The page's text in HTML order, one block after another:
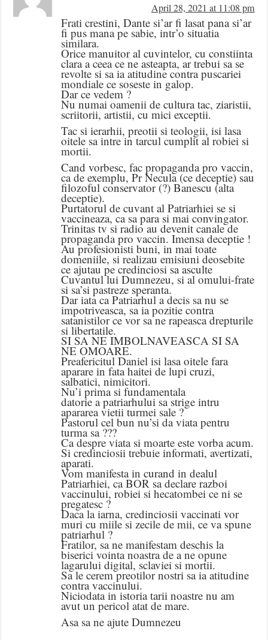
April 28, 2021 at 11:08 pm
Frati crestini, Dante si’ar fi lasat pana si’ar
fi pus mana pe sabie, intr’o situatia
similara.
Orice manuitor al cuvintelor, cu constiinta
clara a ceea ce ne asteapta, ar trebui sa se
revolte si sa ia atitudine contra puscariei
mondiale ce soseste in galop.
Dar ce vedem ?
Nu numai oamenii de cultura tac, ziaristii,
scriitorii, artistii, cu mici exceptii.
Tac si ierarhii, preotii si teologii, isi lasa
oitele sa intre in tarcul cumplit al robiei si
mortii.
Cand vorbesc, fac propaganda pro vaccin,
ca de exemplu, Pr Necula (ce deceptie) sau
filozoful conservator (?) Banescu (alta
deceptie).
Purtatorul de cuvant al Patriarhiei se si
vaccineaza, ca sa para si mai convingator.
Trinitas tv si radio au devenit canale de
propaganda pro vaccin. Imensa deceptie !
Au profesionisti buni, in mai toate
domeniile, si realizau emisiuni deosebite
ce ajutau pe credinciosi sa asculte
Cuvantul lui Dumnezeu, si al omului-frate
si sa’si pastreze speranta.
Dar iata ca Patriarhul a decis sa nu se
impotriveasca, sa ia pozitie contra
satanistilor ce vor sa ne rapeasca drepturile
si libertatile.
SI SA NE IMBOLNAVEASCA SI SA
NE OMOARE.
Preafericitul Daniel isi lasa oitele fara
aparare in fata haitei de lupi cruzi,
salbatici, nimicitori.
Nu’i prima si fundamentala
datorie a patriarhului sa strige intru
apararea vietii turmei sale ?
Pastorul cel bun nu’si da viata pentru
turma sa ???
Ca despre viata si moarte este vorba acum.
Si credinciosii trebuie informati, avertizati,
aparati.
Vom manifesta in curand in dealul
Patriarhiei, ca BOR sa declare razboi
vaccinului, robiei si hecatombei ce ni se
pregatesc ?
Daca la iarna, credinciosii vaccinati vor
muri cu miile si zecile de mii, ce va spune
patriarhul ?
Fratilor, sa ne manifestam deschis la
biserici vointa noastra de a ne opune
lagarului digital, sclaviei si mortii.
Sa le cerem preotilor nostri sa ia atitudine
contra vaccinului.
Niciodata in istoria tarii noastre nu am
avut un pericol atat de mare.
Asa sa ne ajute Dumnezeu